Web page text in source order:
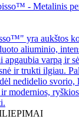
yra aukštos
aliuminio,
apgaubia varpą ir
ir trukti ilgiau.
nedidelio
modernios,